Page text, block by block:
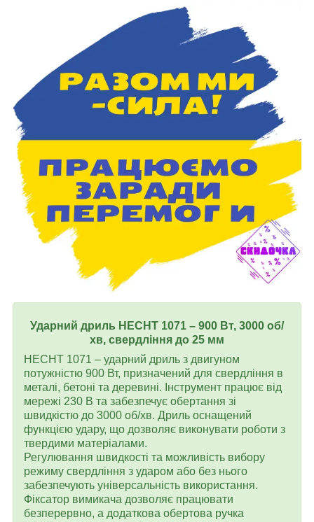
Ударний дриль HECHT 1071 – 900 Вт, 3000 об/
хв, свердління до 25 мм
HECHT 1071 – ударний дриль з двигуном
потужністю 900 Вт, призначений для свердління в
металі, бетоні та деревині. Інструмент працює від
мережі 230 В та забезпечує обертання зі
швидкістю до 3000 об/хв. Дриль оснащений
функцією удару, що дозволяє виконувати роботи з
твердими матеріалами.
Регулювання швидкості та можливість вибору
режиму свердління з ударом або без нього
забезпечують універсальність використання.
Фіксатор вимикача дозволяє працювати
безперервно, а додаткова обертова ручка